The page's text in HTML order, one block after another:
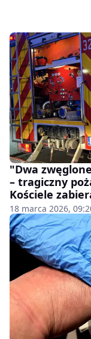
"Dwa
– tragiczny
Kościele
18 marca 2026,